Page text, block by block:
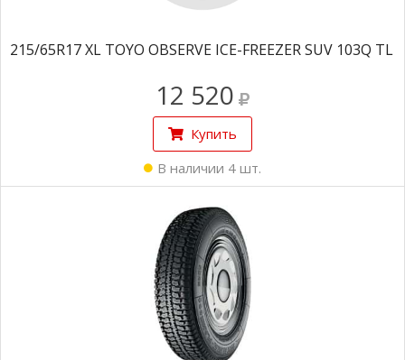
215/65R17 XL TOYO OBSERVE ICE-FREEZER SUV 103Q TL
12 520
Купить
В наличии 4 шт.